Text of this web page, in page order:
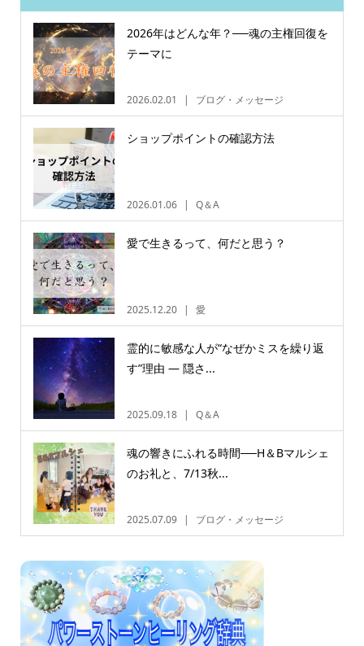
2026年はどんな年？──魂の主権回復を
テーマに
2026.02.01 ブログ・メッセージ
ショップポイントの確認方法
2026.01.06 Q＆A
愛で生きるって、何だと思う？
2025.12.20 愛
霊的に敏感な人が“なぜかミスを繰り返
す”理由 ― 隠さ...
2025.09.18 Q＆A
魂の響きにふれる時間──H＆Bマルシェ
のお礼と、7/13秋...
2025.07.09 ブログ・メッセージ